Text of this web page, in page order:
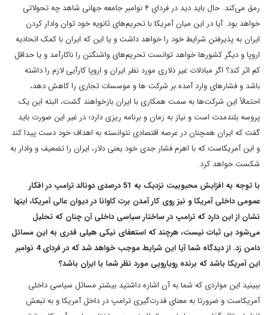
رمق می‌کند. حال باید دید در فردای ۴ نوامبر جامعه جهانی شاهد چه تحولاتی
خواهد بود. آیا در این میان آمریکا با تحریم‌های ثانویه خود توان وادار کردن
ایران به پذیرفتن شرایط خود را خواهد داشت و یا این که ایران با کمک اتحادیه
اروپا و دیگر کشورها خواهد توانست تحریم‌های واشنگتن را ناکارآمد و یا حداقل
کم اثر کند؟ اگر مبادلات غیر دلاری مورد نظر ایران و اروپا کارآیی لازم را داشته
باشد و فشارهای وارد آمده بر شرکت ها و موسسات تجاری را کاهش دهد،
احتمالاً این شرکت‌ها به سمت همکاری با ایران بازخواهند گشت، البته این یک
پروسه بلندمدت است و نیاز به زمان و برنامه ریزی دارد؛ در غیر این صورت باید
گفت که ایران همچنان در عرصه اقتصادی نتوانسته به اهداف خود دست پیدا کند
و این آمریکاست که با اهرم فشار جدی خود یعنی دلار، ایران را تضعیف و وادار به
شکست خواهد کرد.
با توجه به افزایش محبوبیت نزدیک به 51 درصدی دونالد ترامپ در افکار
عمومی داخلی آمریکا و نیز روی کار آمدن برت کاوانا در دیوان عالی آمریکا، اینها
نشان از این دارد که ترامپ در ساختار سیاسی داخلی آن چنان که تحلیل
می‌شود بی ثبات نیست، هرچند که استعفای نیکی هیلی قدری به این مسائل
دامن زد. از دیدگاه شما آیا این شرایط موجب خواهد شد که در فردای 4 نوامبر
این آمریکا باشد که برنده رویارویی مورد نظر شما با ایران باشد؟
ببینید این مواردی که شما به آن اشاره داشتید بیشتر مسائل سیاسی داخلی
آمریکاست و ضرورتا به معنای قدرت‌گیری ترامپ در داخل آمریکا و به تبعش